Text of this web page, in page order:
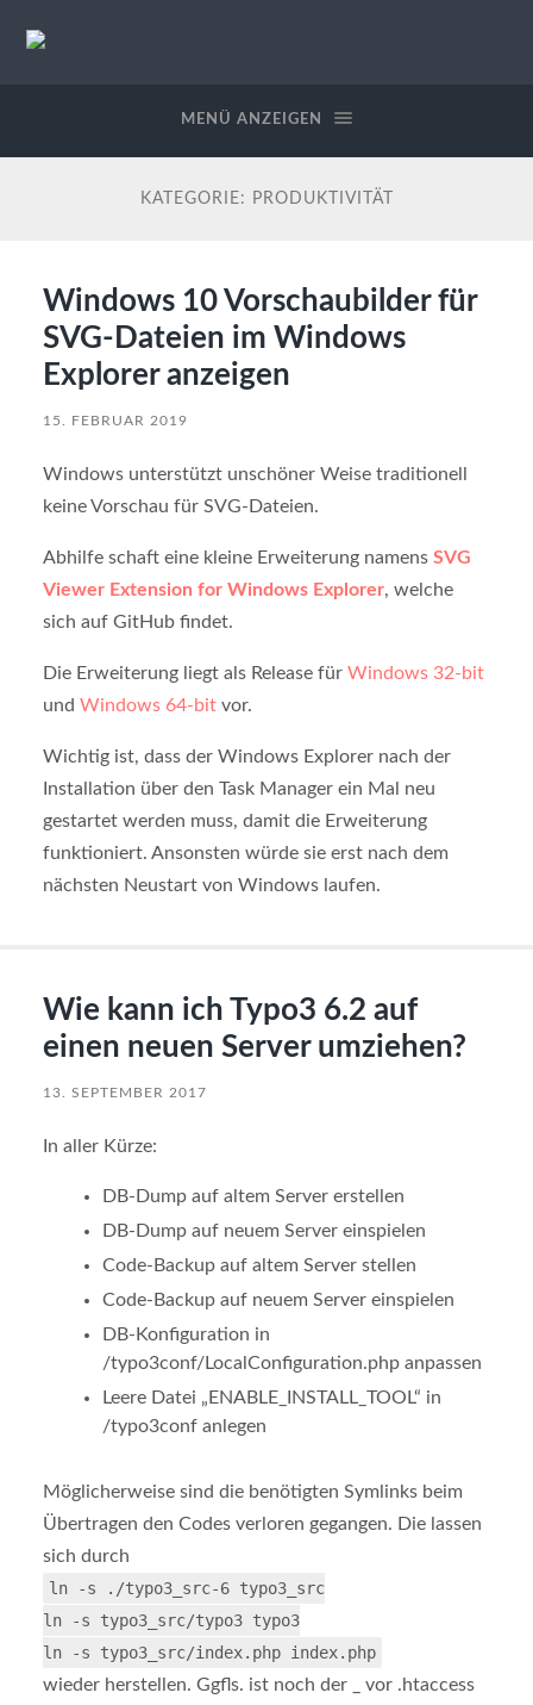
MENÜ ANZEIGEN
KATEGORIE: PRODUKTIVITÄT
Windows 10 Vorschaubilder für
SVG-Dateien im Windows
Explorer anzeigen
15. FEBRUAR 2019
Windows unterstützt unschöner Weise traditionell
keine Vorschau für SVG-Dateien.
Abhilfe schaft eine kleine Erweiterung namens SVG
Viewer Extension for Windows Explorer, welche
sich auf GitHub findet.
Die Erweiterung liegt als Release für Windows 32-bit
und Windows 64-bitvor.
Wichtig ist, dass der Windows Explorer nach der
Installation über den Task Manager ein Mal neu
gestartet werden muss, damit die Erweiterung
funktioniert. Ansonsten würde sie erst nach dem
nächsten Neustart von Windows laufen.
Wie kann ich Typo3 6.2 auf
einen neuen Server umziehen?
13. SEPTEMBER 2017
In aller Kürze:
DB-Dump auf altem Server erstellen
DB-Dump auf neuem Server einspielen
Code-Backup auf altem Server stellen
Code-Backup auf neuem Server einspielen
DB-Konfiguration in
/typo3conf/LocalConfiguration.php anpassen
Leere Datei „ENABLE_INSTALL_TOOL“ in
/typo3conf anlegen
Möglicherweise sind die benötigten Symlinks beim
Übertragen den Codes verloren gegangen. Die lassen
sich durch
ln -s ./typo3_src-6 typo3_src
ln -s typo3_src/typo3 typo3
ln -s typo3_src/index.php index.php
wieder herstellen. Ggfls. ist noch der _ vor .htaccess